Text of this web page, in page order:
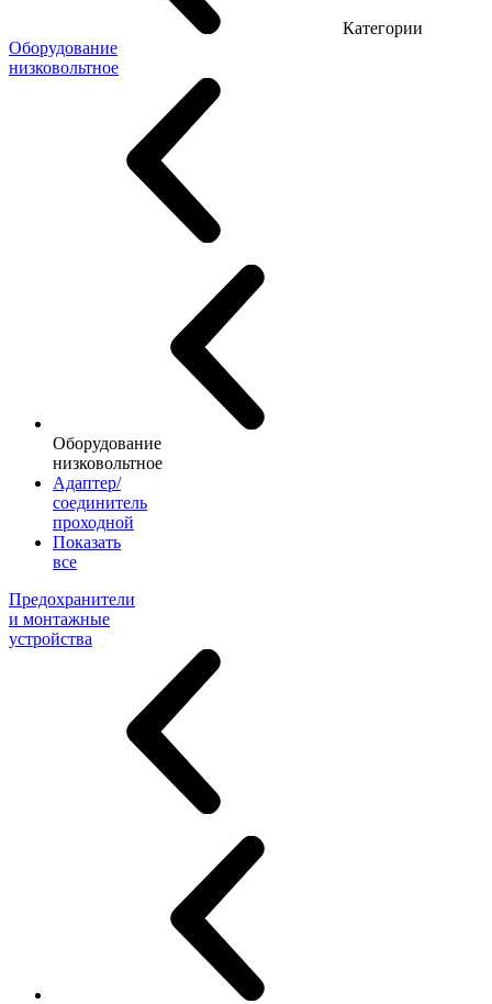
Категории
Оборудование
низковольтное
Оборудование
низковольтное
Адаптер/
соединитель
проходной
Показать
все
Предохранители
и монтажные
устройства